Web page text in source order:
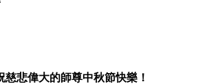
悲偉大的師尊中秋節快樂！